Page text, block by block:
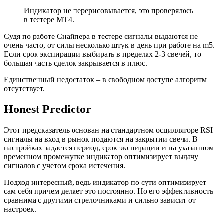
Индикатор не перерисовывается, это проверялось
в тестере МТ4.
Судя по работе Снайпера в тестере сигналы выдаются не
очень часто, от силы несколько штук в день при работе на m5.
Если срок экспирации выбирать в пределах 2-3 свечей, то
большая часть сделок закрывается в плюс.
Единственный недостаток – в свободном доступе алгоритм
отсутствует.
Honest Predictor
Этот предсказатель основан на стандартном осцилляторе RSI
сигналы на вход в рынок подаются на закрытии свечи. В
настройках задается период, срок экспирации и на указанном
временном промежутке индикатор оптимизирует выдачу
сигналов с учетом срока истечения.
Подход интересный, ведь индикатор по сути оптимизирует
сам себя причем делает это постоянно. Но его эффективность
сравнима с другими стрелочниками и сильно зависит от
настроек.